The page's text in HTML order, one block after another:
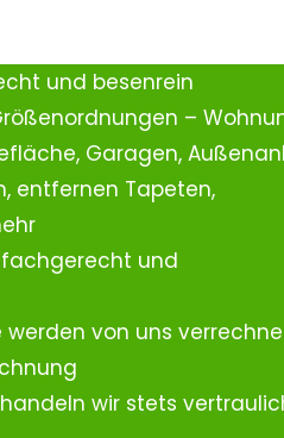
und besenrein
–
Garagen,
entfernen Tapeten,
und
von uns
wir stets